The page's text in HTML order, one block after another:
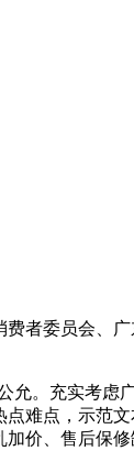
者委员会、
。充实考虑
难点，示范
价、售后保